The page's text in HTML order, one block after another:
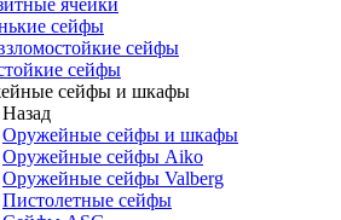
ячейки
сейфы
сейфы
сейфы
сейфы и шкафы
Назад
Оружейные сейфы и шкафы
Оружейные сейфы Aiko
Оружейные сейфы Valberg
Пистолетные сейфы